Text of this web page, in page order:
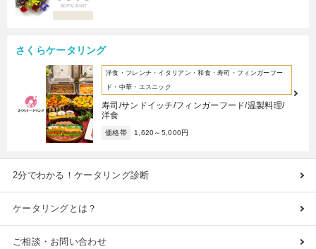
さくらケータリング
洋食・フレンチ・イタリアン・和食・寿司・フィンガーフー
ド・中華・エスニック
寿司/サンドイッチ/フィンガーフード/温製料理/
洋食
価格帯 1,620～5,000円
2分でわかる！ケータリング診断
ケータリングとは？
ご相談・お問い合わせ